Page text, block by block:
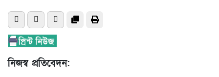
নিজস্ব প্রতিবেদন: